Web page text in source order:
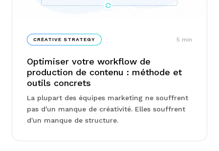
CRÉATIVE STRATEGY 5 min
Optimiser votre workflow de
production de contenu : méthode et
outils concrets
La plupart des équipes marketing ne souffrent
pas d'un manque de créativité. Elles souffrent
d'un manque de structure.